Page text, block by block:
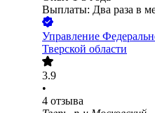
Выплаты: Два раза в
Управление
Тверской области
3.9
•
4 отзыва